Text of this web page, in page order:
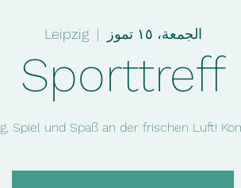
الجمعة، ١٥ تموز
  |
Leipzig
Sporttreff
Spiel und Spaß an der frischen Luft!